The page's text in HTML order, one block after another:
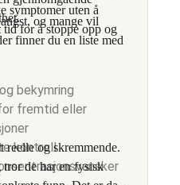
symptomer uten å
for å stoppe opp og
og mange vil
finner du en liste med
bekymring
fremtid eller
kontroll
reelle og skremmende.
de har en fysisk